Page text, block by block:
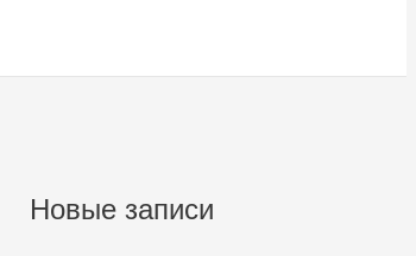
Новые записи